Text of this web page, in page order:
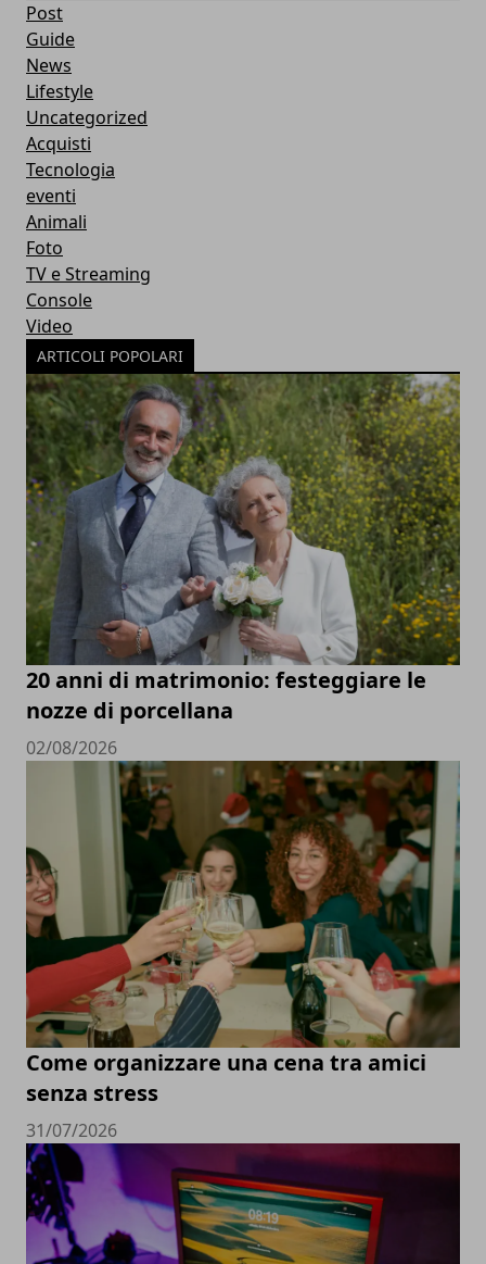
Post
Guide
News
Lifestyle
Uncategorized
Acquisti
Tecnologia
eventi
Animali
Foto
TV e Streaming
Console
Video
ARTICOLI POPOLARI
20 anni di matrimonio: festeggiare le
nozze di porcellana
02/08/2026
Come organizzare una cena tra amici
senza stress
31/07/2026